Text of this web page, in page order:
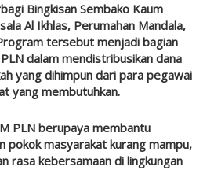
Bingkisan Sembako Kaum
Al Ikhlas, Perumahan Mandala,
tersebut menjadi bagian
dalam mendistribusikan dana
yang dihimpun dari para pegawai
yang membutuhkan.
PLN berupaya membantu
pokok masyarakat kurang mampu,
rasa kebersamaan di lingkungan